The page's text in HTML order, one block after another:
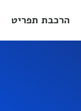
הרכבת תפריט